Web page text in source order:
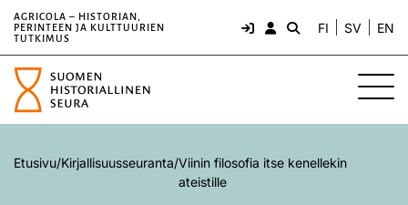
AGRICOLA – HISTORIAN,
PERINTEEN JA KULTTUURIEN
TUTKIMUS
FI SV EN
Etusivu/Kirjallisuusseuranta/Viinin filosofia itse kenellekin
ateistille